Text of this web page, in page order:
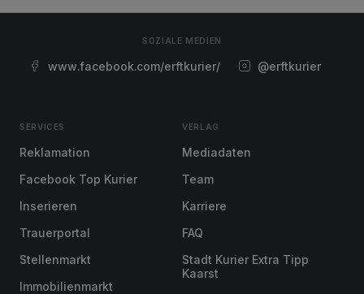
SOZIALE MEDIEN
www.facebook.com/erftkurier/ @erftkurier
SERVICES
Reklamation
Facebook Top Kurier
Inserieren
Trauerportal
Stellenmarkt
Immobilienmarkt
VERLAG
Mediadaten
Team
Karriere
FAQ
Stadt Kurier Extra Tipp
Kaarst